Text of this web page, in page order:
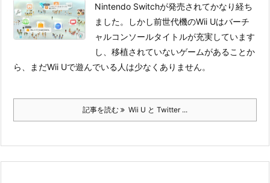
Nintendo Switchが発売されてかなり経ち
ました。しかし前世代機のWii Uはバーチ
ャルコンソールタイトルが充実しています
し、移植されていないゲームがあることか
ら、まだWii Uで遊んでいる人は少なくありません。
記事を読む Wii U と Twitter ...